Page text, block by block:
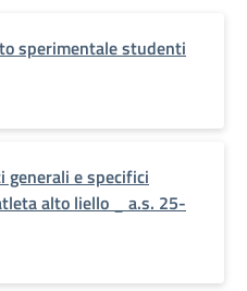
sperimentale studenti
generali e specifici
alto liello _ a.s. 25-